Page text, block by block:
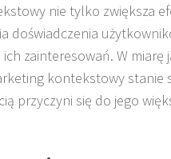
nie tylko zwiększa
doświadczenia
zainteresowań. W miarę
kontekstowy stanie
przyczyni się do jego